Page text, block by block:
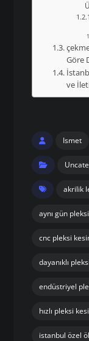
Göre
ve
Ismet
akrilik
aynı gün
cnc pleksi
dayanıklı
endüstriyel
hızlı pleksi
istanbul özel